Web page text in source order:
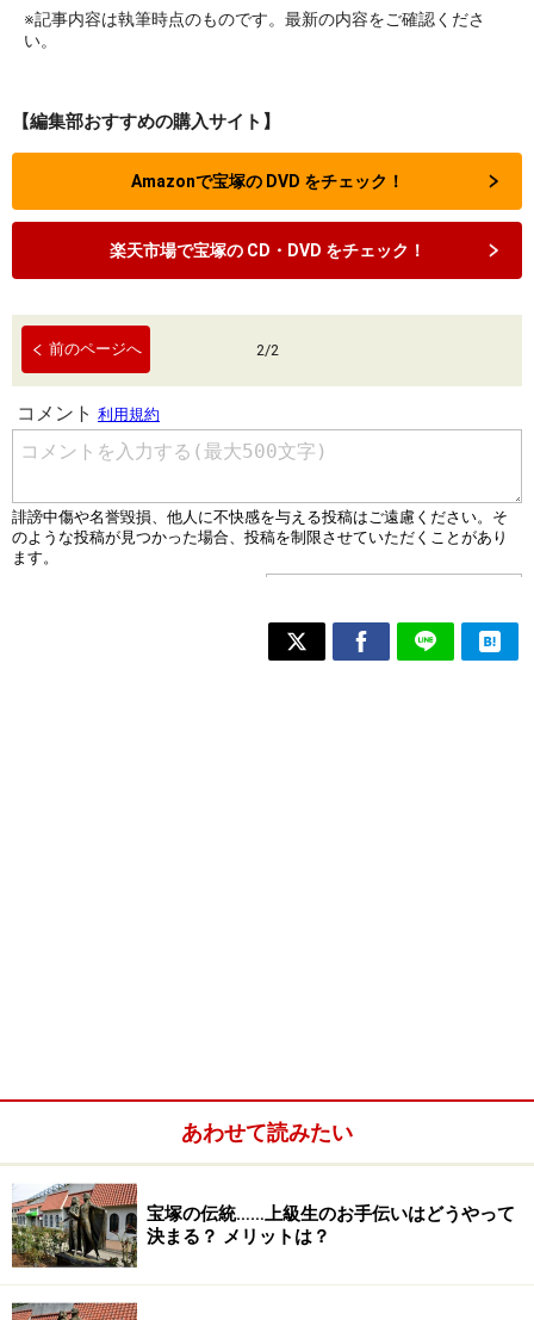
※記事内容は執筆時点のものです。最新の内容をご確認くださ
い。
【編集部おすすめの購入サイト】
Amazonで宝塚の DVD をチェック！
楽天市場で宝塚の CD・DVD をチェック！
前のページへ 2/2
あわせて読みたい
宝塚の伝統……上級生のお手伝いはどうやって
決まる？ メリットは？